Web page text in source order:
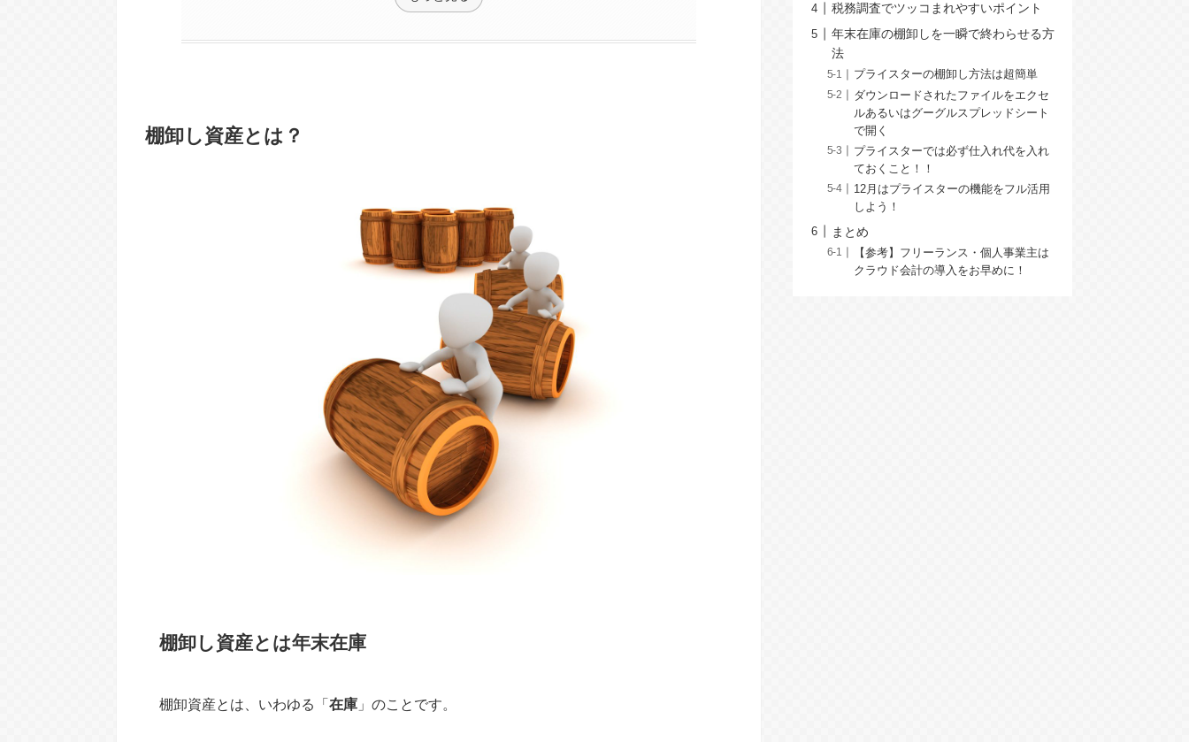
棚卸し資産とは？
棚卸し資産とは年末在庫
棚卸資産とは、いわゆる「 在庫 」のことです。
税務調査でツッコまれやすいポイント
年末在庫の棚卸しを一瞬で終わらせる方
法
プライスターの棚卸し方法は超簡単
ダウンロードされたファイルをエクセ
ルあるいはグーグルスプレッドシート
で開く
プライスターでは必ず仕入れ代を入れ
ておくこと！！
12月はプライスターの機能をフル活用
しよう！
まとめ
【参考】フリーランス・個人事業主は
クラウド会計の導入をお早めに！